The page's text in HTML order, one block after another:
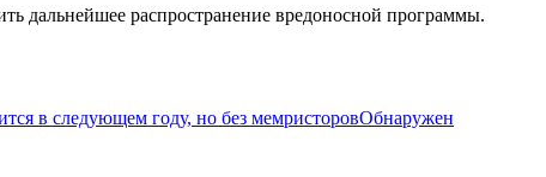
дальнейшее распространение вредоносной программы.
в следующем году, но без мемристоровОбнаружен